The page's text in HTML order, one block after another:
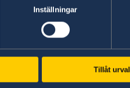
Inställningar
Tillåt urval